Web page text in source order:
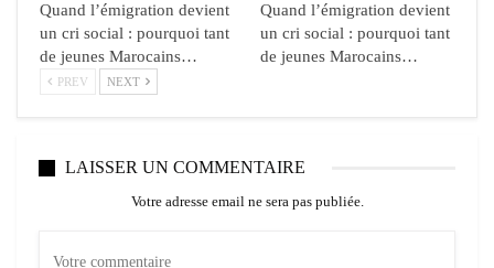
Quand l’émigration devient
un cri social : pourquoi tant
de jeunes Marocains…
Quand l’émigration devient
un cri social : pourquoi tant
de jeunes Marocains…
PREV NEXT
LAISSER UN COMMENTAIRE
Votre adresse email ne sera pas publiée.